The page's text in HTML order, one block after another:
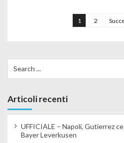
1 2
Articoli recenti
UFFICIALE – Napoli, Gutierrez
Bayer Leverkusen